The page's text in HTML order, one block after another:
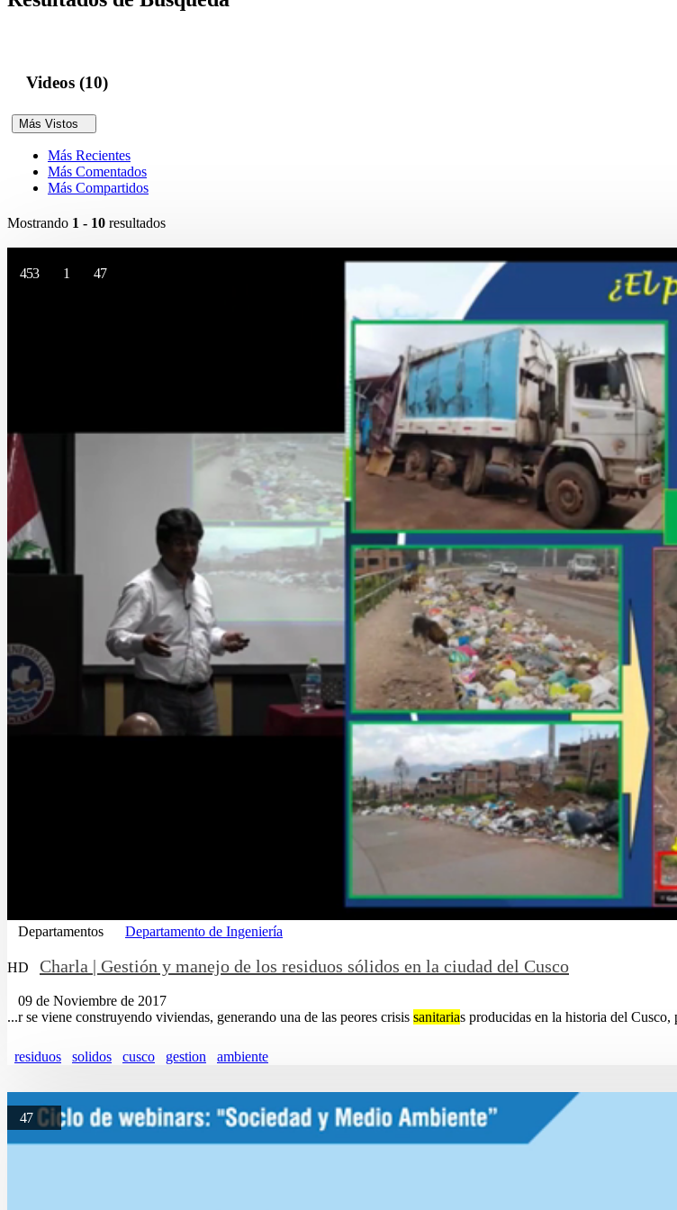
Videos (10)
Más Vistos
Más Recientes
Más Comentados
Más Compartidos
Mostrando 1 - 10 resultados
453 1 47
Departamentos Departamento de Ingeniería
HD Charla | Gestión y manejo de los residuos sólidos en la ciudad del Cusco
09 de Noviembre de 2017
...r se viene construyendo viviendas, generando una de las peores crisis sanitarias producidas en la historia del Cusco,
residuos solidos cusco gestion ambiente
47